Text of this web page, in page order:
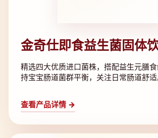
金奇仕即食益生菌固体
精选四大优质进口菌株，搭配益生元膳
持宝宝肠道菌群平衡，关注日常肠道舒适
查看产品详情 →